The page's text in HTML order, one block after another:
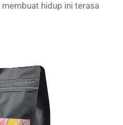
hidup ini terasa